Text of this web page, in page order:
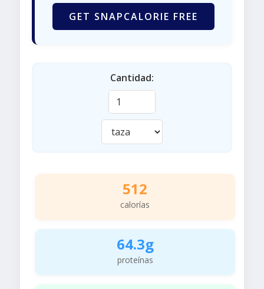
GET SNAPCALORIE FREE
Cantidad:
512
calorías
64.3g
proteínas